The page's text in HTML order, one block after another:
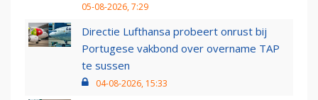
05-08-2026, 7:29
Directie Lufthansa probeert onrust bij
Portugese vakbond over overname TAP
te sussen
04-08-2026, 15:33